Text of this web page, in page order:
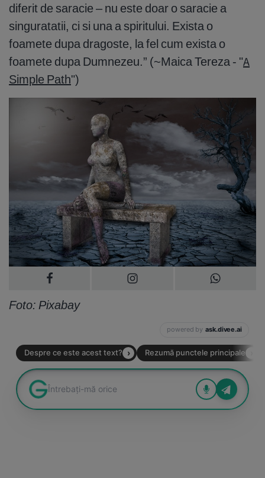
diferit de saracie – nu este doar o saracie a
singuratatii, ci si una a spiritului. Exista o
foamete dupa dragoste, la fel cum exista o
foamete dupa Dumnezeu.” (~Maica Tereza - "A
Simple Path")
Foto: Pixabay